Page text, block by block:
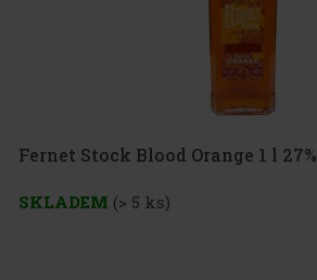
Fernet Stock Blood Orange 1 l 27%
SKLADEM (> 5 ks)